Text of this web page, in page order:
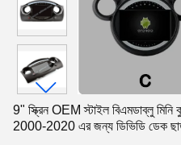
9" স্ক্রিন OEM স্টাইল বিএমডাব্লু
2000-2020 এর জন্য ডিভিডি ডেক